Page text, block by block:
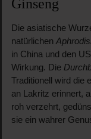
Ginseng
Die asiatische
natürlichen
in China und den
Wirkung. Die
Traditionell wird die
an Lakritz erinnert,
roh verzehrt,
sie ein wahrer